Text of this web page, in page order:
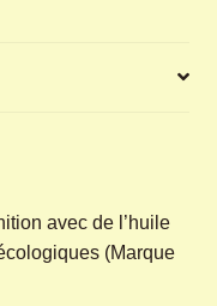
avec de l’huile
(Marque